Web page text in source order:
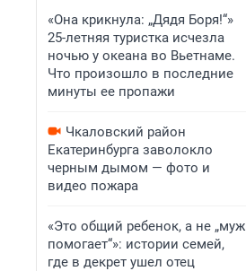
«Она крикнула: „Дядя Боря!“»
25-летняя туристка исчезла
ночью у океана во Вьетнаме.
Что произошло в последние
минуты ее пропажи
Чкаловский район
Екатеринбурга заволокло
черным дымом — фото и
видео пожара
«Это общий ребенок, а не „муж
помогает“»: истории семей,
где в декрет ушел отец